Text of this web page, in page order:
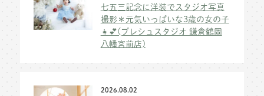
七五三記念に洋装でスタジオ写真
撮影＊元気いっぱいな3歳の女の子
👧💕(プレシュスタジオ 鎌倉鶴岡
八幡宮前店)
2026.08.02